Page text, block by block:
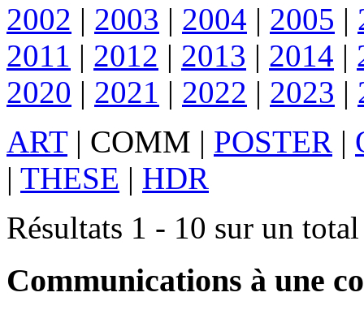
2002 | 2003 | 2004 | 2005 |
2011 | 2012 | 2013 | 2014 |
2020 | 2021 | 2022 | 2023 |
ART| COMM | POSTER |
| THESE | HDR
Résultats 1 - 10 sur un
Communications à une